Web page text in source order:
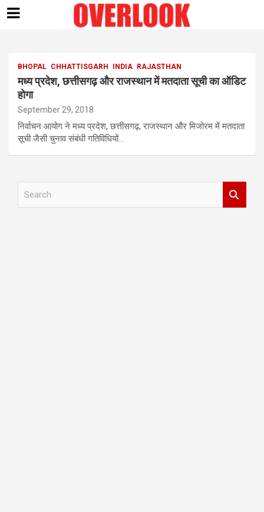
BHOPAL CHHATTISGARH INDIA RAJASTHAN
मध्य प्रदेश, छत्तीसगढ़ और राजस्थान में मतदाता सूची का ऑडिट
होगा
September 29, 2018
निर्वाचन आयोग ने मध्य प्रदेश, छत्तीसगढ़, राजस्थान और मिजोरम में मतदाता
सूची जैसी चुनाव संबंधी गतिविधियों…